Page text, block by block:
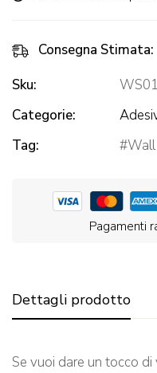
Consegna Stimata:
Sku:
Categorie:
Tag:
Wall
Pagamenti
Dettagli prodotto
Se vuoi dare un tocco